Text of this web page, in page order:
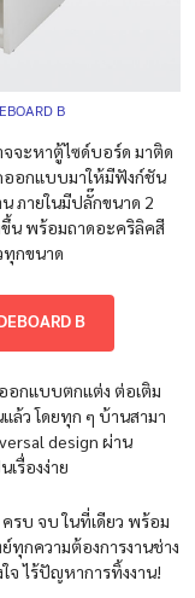
B
จะหาตู้ไซด์บอร์ด มาติด
ออกแบบมาให้มีฟังก์ชัน
ภายในมีปลั๊กขนาด 2
ขึ้น พร้อมถาดอะคริลิคสี
กขนาด
B
อกแบบตกแต่ง ต่อเติม
ล้ว โดยทุก ๆ บ้านสามา
design ผ่าน
รื่องง่าย
รบ จบ ในที่เดียว พร้อม
ทุกความต้องการงานช่าง
จ ไร้ปัญหาการทิ้งงาน!